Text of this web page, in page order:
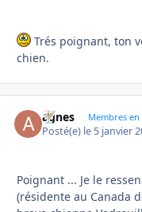
Trés poignant, ton
chien.
agnes Membres en
Posté(e) le 5 janvier
Poignant ... Je le
(résidente au Canada